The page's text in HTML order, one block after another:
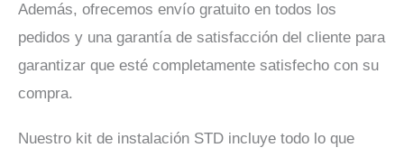
Además, ofrecemos envío gratuito en todos los
pedidos y una garantía de satisfacción del cliente para
garantizar que esté completamente satisfecho con su
compra.
Nuestro kit de instalación STD incluye todo lo que